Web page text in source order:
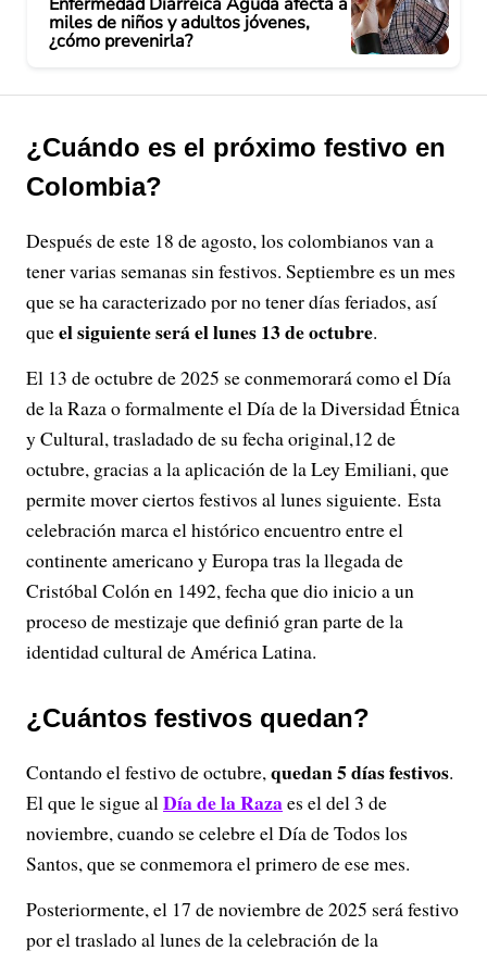
miles de niños y adultos jóvenes,
¿cómo prevenirla?
¿Cuándo es el próximo festivo en
Colombia?
Después de este 18 de agosto, los colombianos van a
tener varias semanas sin festivos. Septiembre es un mes
que se ha caracterizado por no tener días feriados, así
queel siguiente será el lunes 13 de octubre.
El 13 de octubre de 2025 se conmemorará como el Día
de la Raza o formalmente el Día de la Diversidad Étnica
y Cultural, trasladado de su fecha original,12 de
octubre, gracias a la aplicación de la Ley Emiliani, que
permite mover ciertos festivos al lunes siguiente. Esta
celebración marca el histórico encuentro entre el
continente americano y Europa tras la llegada de
Cristóbal Colón en 1492, fecha que dio inicio a un
proceso de mestizaje que definió gran parte de la
identidad cultural de América Latina.
¿Cuántos festivos quedan?
Contando el festivo de octubre,quedan 5 días festivos.
El que le sigue alDía de la Razaes el del 3 de
noviembre, cuando se celebre el Día de Todos los
Santos, que se conmemora el primero de ese mes.
Posteriormente, el 17 de noviembre de 2025 será festivo
por el traslado al lunes de la celebración de la